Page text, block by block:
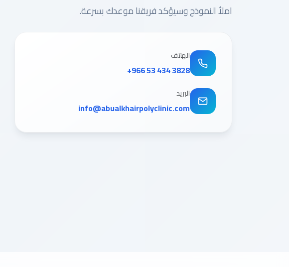
املأ النموذج وسيؤكد فريقنا موعدك بسرعة.
الهاتف
+966 53 434 3828
البريد
info@abualkhairpolyclinic.com